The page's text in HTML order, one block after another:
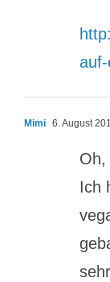
Mimi 6. August
Ich